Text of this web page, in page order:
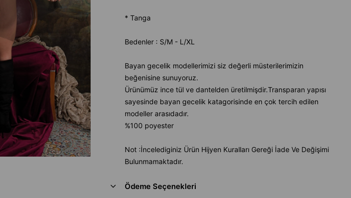
* Tanga
Bedenler : S/M - L/XL
Bayan gecelik modellerimizi siz değerli müsterilerimizin
beğenisine sunuyoruz.
Ürünümüz ince tül ve dantelden üretilmişdir.Transparan yapısı
sayesinde bayan gecelik katagorisinde en çok tercih edilen
modeller arasıdadır.
%100 poyester
Not :İncelediginiz Ürün Hijyen Kuralları Gereği İade Ve Değişimi
Bulunmamaktadır.
Ödeme Seçenekleri